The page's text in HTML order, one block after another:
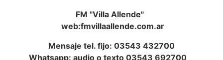
FM "Villa Allende"
web:fmvillaallende.com.ar
Mensaje tel. fijo: 03543 432700
Whatsapp: audio o texto 03543 692700